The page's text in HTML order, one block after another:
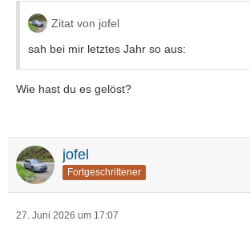
Zitat von jofel
sah bei mir letztes Jahr so aus:
Wie hast du es gelöst?
jofel
Fortgeschrittener
27. Juni 2026 um 17:07